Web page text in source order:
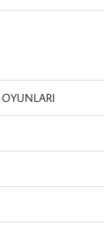
OYUNLARI